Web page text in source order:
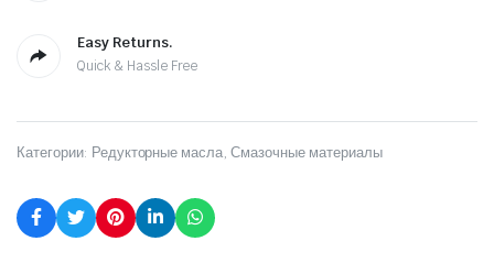
Easy Returns.
Quick & Hassle Free
Категории: Редукторные масла,Смазочные материалы